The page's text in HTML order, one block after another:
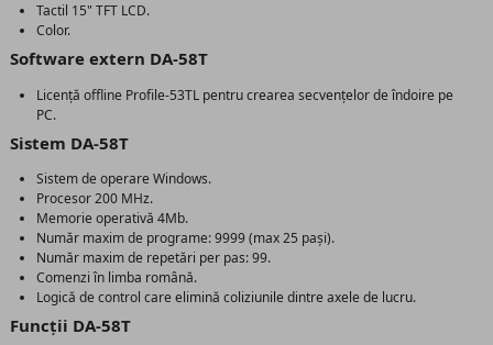
Tactil 15" TFT LCD.
Color.
Software extern DA-58T
Licență offline Profile-53TL pentru crearea secvențelor de îndoire pe
PC.
Sistem DA-58T
Sistem de operare Windows.
Procesor 200 MHz.
Memorie operativă 4Mb.
Număr maxim de programe: 9999 (max 25 pași).
Număr maxim de repetări per pas: 99.
Comenzi în limba română.
Logică de control care elimină coliziunile dintre axele de lucru.
Funcții DA-58T